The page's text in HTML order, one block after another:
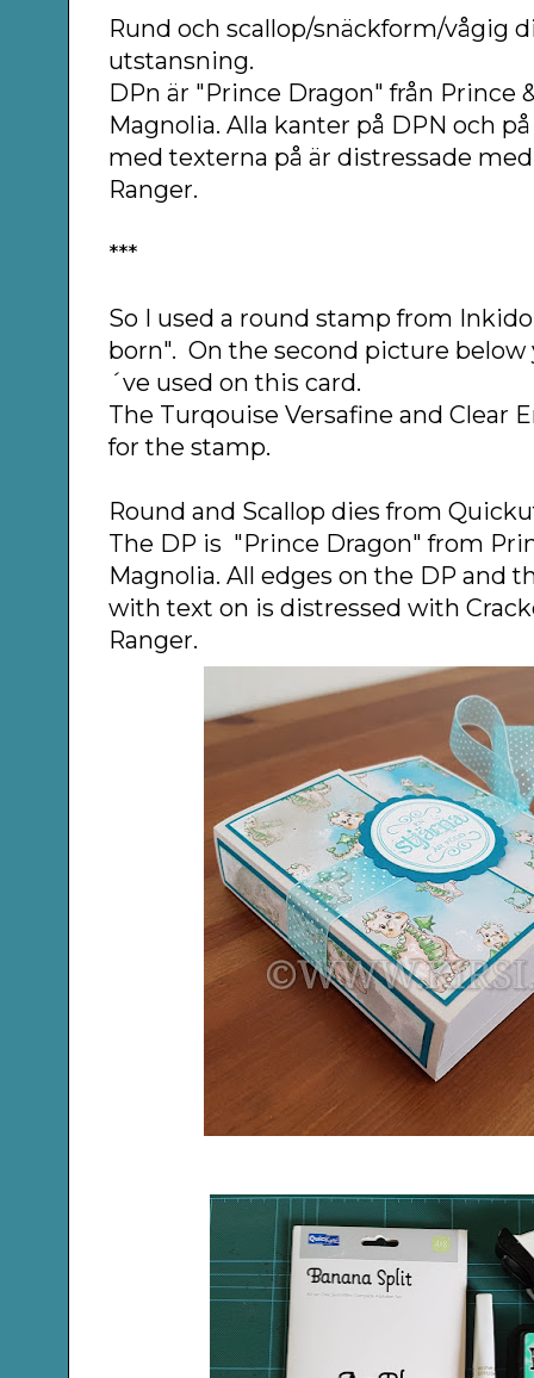
Rund och scallop/snäckform/vågig
utstansning.
DPn är "Prince Dragon" från Prince
Magnolia. Alla kanter på DPN och
med texterna på är distressade
Ranger.
***
So I used a round stamp from
born". On the second picture below
´ve used on this card.
The Turqouise Versafine and Clear
for the stamp.
Round and Scallop dies from
The DP is "Prince Dragon" from
Magnolia. All edges on the DP and
with text on is distressed with
Ranger.